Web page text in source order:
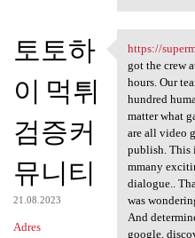
토토하
이 먹튀
검증커
뮤니티
21.08.2023
Adres
https://
https://
got the crew
hours. Our
hundred
matter what
are all video
publish. This
mmany
dialogue..
was
And
google,